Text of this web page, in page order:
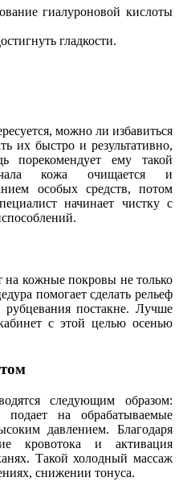
гиалуроновой кислоты
гладкости.
можно ли избавиться
их быстро и результативно,
порекомендует ему такой
кожа очищается и
особых средств, потом
начинает чистку с
на кожные покровы не только
помогает сделать рельеф
постакне. Лучше
с этой целью осенью
следующим образом:
подает на обрабатываемые
давлением. Благодаря
кровотока и активация
Такой холодный массаж
снижении тонуса.